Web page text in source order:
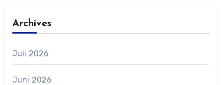
Archives
Juli 2026
Juni 2026